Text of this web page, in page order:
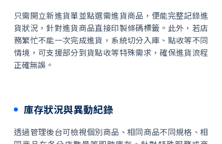
只需開立新進貨單並點選需進貨商品，便能完整記錄進
貨狀況，針對進貨商品直接印製條碼標籤。此外，若店
務繁忙不能一次完成進貨，系統切分入庫、點收等不同
情境，可支援部分到貨點收等特殊需求，確保進貨流程
正確無誤。
庫存狀況與異動紀錄
透過管理後台可檢視個別商品、相同商品不同規格、相